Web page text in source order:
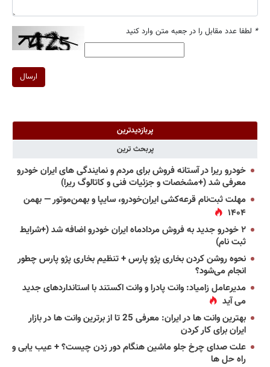
* لطفا عدد مقابل را در جعبه متن وارد کنید
ارسال
پربازدیدترین
پربحث ترین
خودرو ریرا در آستانه فروش برای مردم و نمایندگی های ایران خودرو
معرفی شد (+مشخصات و جزئیات فنی و کاتالوگ ریرا)
مهلت ثبت‌نام قرعه‌کشی ایران‌خودرو، سایپا و بهمن‌موتور — بهمن
۱۴۰۴
۲ خودرو جدید به فروش مردادماه ایران خودرو اضافه شد (+شرایط
ثبت نام)
نحوه روشن کردن بخاری پژو پارس + تنظیم بخاری پژو پارس چطور
انجام می‌شود؟
مدیرعامل زامیاد: وانت پادرا و وانت اکستند با استانداردهای جدید
می آید
بهترین وانت ها در ایران: معرفی 25 تا از برترین وانت ها در بازار
ایران برای کار کردن
علت صدای چرخ جلو ماشین هنگام دور زدن چیست؟ + عیب یابی و
راه حل ها